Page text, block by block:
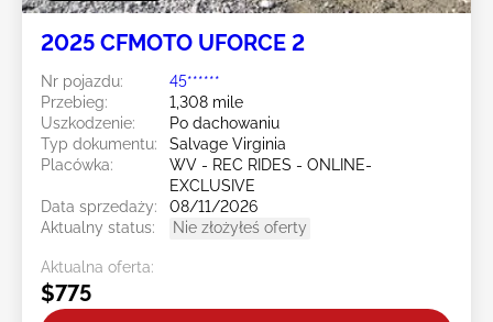
2025 CFMOTO UFORCE 2
Nr pojazdu:
45******
Przebieg:
1,308 mile
Uszkodzenie:
Po dachowaniu
Typ dokumentu:
Salvage Virginia
Placówka:
WV - REC RIDES - ONLINE-
EXCLUSIVE
Data sprzedaży:
08/11/2026
Aktualny status:
Nie złożyłeś oferty
Aktualna oferta:
$775